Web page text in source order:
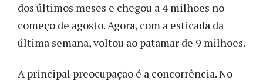
dos últimos meses e chegou a 4 milhões no
começo de agosto. Agora, com a esticada da
última semana, voltou ao patamar de 9 milhões.
A principal preocupação é a concorrência. No